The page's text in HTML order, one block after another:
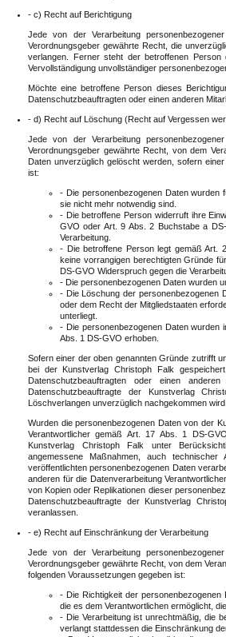
- c) Recht auf Berichtigung
Jede von der Verarbeitung
Verordnungsgeber gewährte Recht, die
verlangen. Ferner steht der betroffenen
Vervollständigung unvollständiger
Möchte eine betroffene Person dieses
Datenschutzbeauftragten oder einen anderen
- d) Recht auf Löschung (Recht auf Vergessen
Jede von der Verarbeitung
Verordnungsgeber gewährte Recht, von dem
Daten unverzüglich gelöscht werden, sofern
ist:
- Die personenbezogenen Daten
sie nicht mehr notwendig sind.
- Die betroffene Person widerruft ihre
GVO oder Art. 9 Abs. 2 Buchstabe a
Verarbeitung.
- Die betroffene Person legt gemäß Art.
keine vorrangigen berechtigten Gründe
DS-GVO Widerspruch gegen die
- Die personenbezogenen Daten wurden
- Die Löschung der personenbezogenen
oder dem Recht der Mitgliedstaaten
unterliegt.
- Die personenbezogenen Daten wurden
Abs. 1 DS-GVO erhoben.
Sofern einer der oben genannten Gründe zutrifft
bei der Kunstverlag Christoph Falk
Datenschutzbeauftragten oder einen
Datenschutzbeauftragte der Kunstverlag
Löschverlangen unverzüglich nachgekommen wird.
Wurden die personenbezogenen Daten von der
Verantwortlicher gemäß Art. 17 Abs. 1 DS-
Kunstverlag Christoph Falk unter
angemessene Maßnahmen, auch
veröffentlichten personenbezogenen Daten
anderen für die Datenverarbeitung
von Kopien oder Replikationen dieser
Datenschutzbeauftragte der Kunstverlag
veranlassen.
- e) Recht auf Einschränkung der Verarbeitung
Jede von der Verarbeitung
Verordnungsgeber gewährte Recht, von dem
folgenden Voraussetzungen gegeben ist:
- Die Richtigkeit der
die es dem Verantwortlichen ermöglicht,
- Die Verarbeitung ist unrechtmäßig, die
verlangt stattdessen die Einschränkung